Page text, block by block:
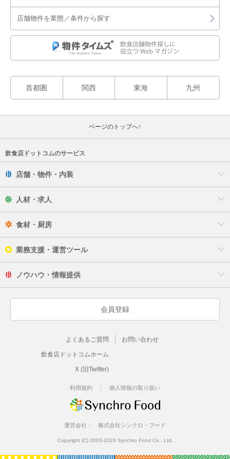
店舗物件を業態／条件から探す
首都圏 関西 東海 九州
ページのトップへ↑
飲食店ドットコムのサービス
店舗・物件・内装
人材・求人
食材・厨房
業務支援・運営ツール
ノウハウ・情報提供
会員登録
よくあるご質問 お問い合わせ
飲食店ドットコムホーム
X (旧Twitter)
利用規約 個人情報の取り扱い
運営会社： 株式会社シンクロ・フード
Copyright (C) 2003-2026 Synchro Food Co., Ltd.